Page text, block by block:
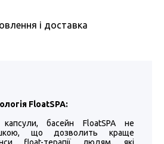
і доставка
FloatSPA:
басейн FloatSPA не
що дозволить краще